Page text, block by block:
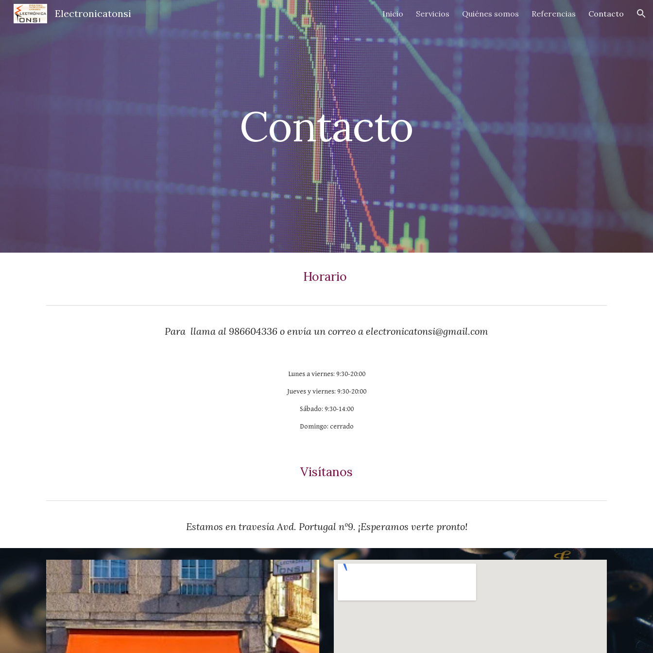
Skip to main content Skip to navigation
Electronicatonsi Inicio Servicios Quiénes somos Referencias Contacto
Contacto
Horario
Para llama al 986604336 o envía un correo a electronicatonsi@gmail.com
Lunes a viernes: 9:30-20:00
Jueves y viernes: 9:30-20:00
Sábado: 9:30-14:00
Domingo: cerrado
Visítanos
Estamos en travesía Avd. Portugal nº9. ¡Esperamos verte pronto!